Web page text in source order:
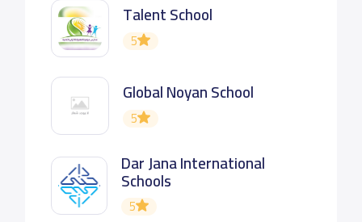
Talent School
5
Global Noyan School
5
Dar Jana International
Schools
5